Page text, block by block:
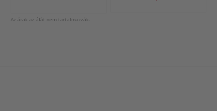
Az árak az áfát nem tartalmazzák.